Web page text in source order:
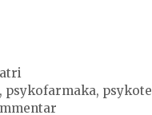
, psykofarmaka,